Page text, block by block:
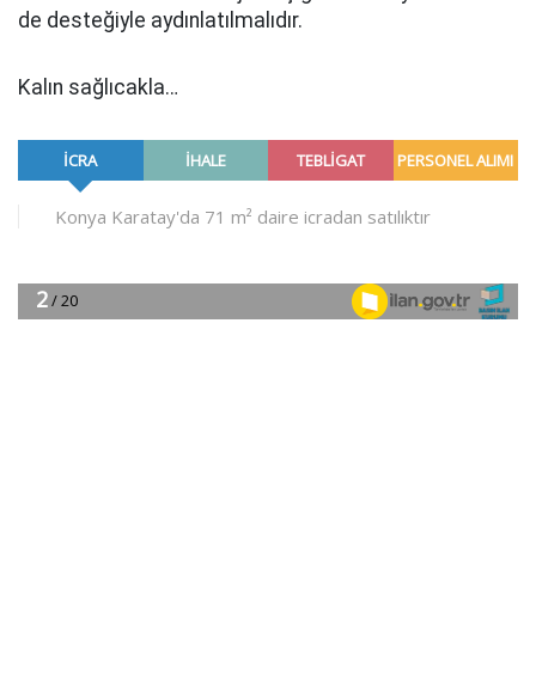
de desteğiyle aydınlatılmalıdır.
Kalın sağlıcakla…